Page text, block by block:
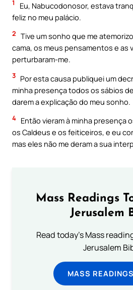
1
Eu, Nabucodonosor, estava
feliz no meu palácio.
2 Tive um sonho que me
cama, os meus pensamentos e as
perturbaram-me.
3 Por esta causa publiquei um
minha presença todos os sábios
darem a explicação do meu sonho.
4 Então vieram à minha presença
os Caldeus e os feiticeiros, e eu
mas eles não me deram a sua
Mass Readings
Jerusalem
Read today's Mass
Jerusalem
MASS